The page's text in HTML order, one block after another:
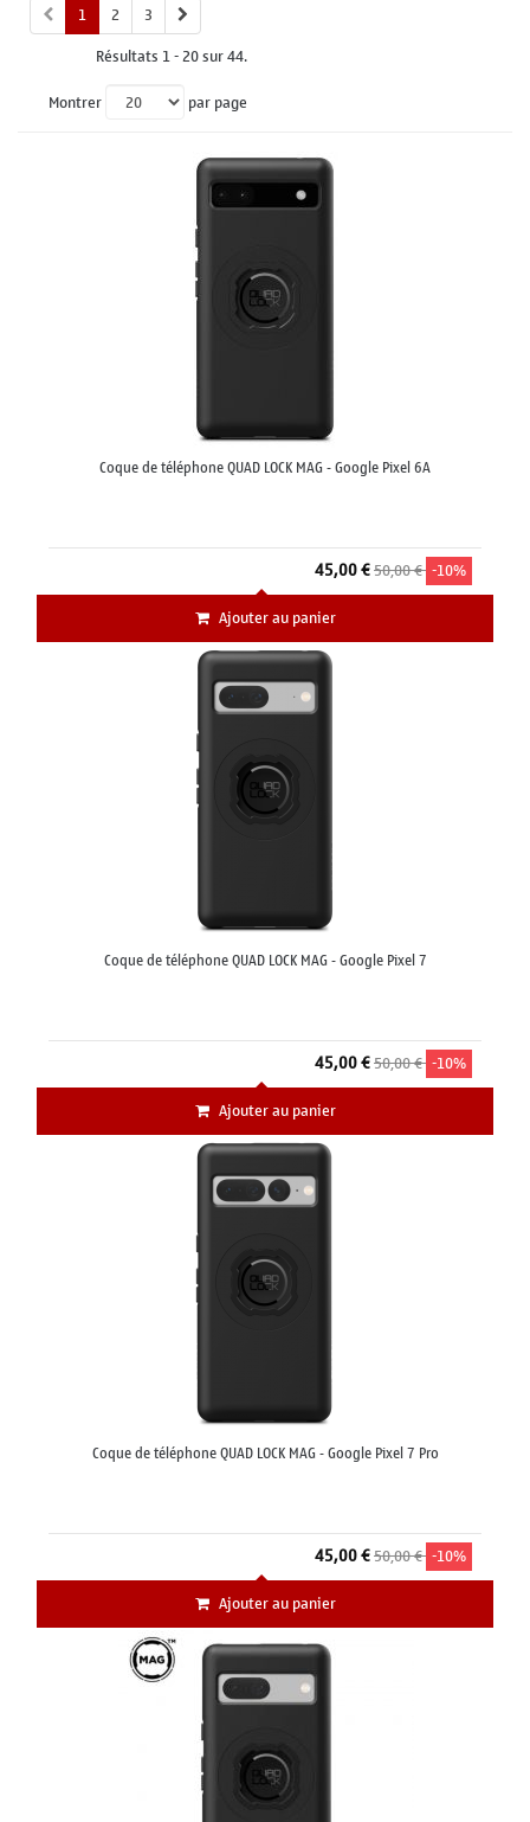
1
2
3
Résultats 1 - 20 sur 44.
Montrer
par page
Coque de téléphone QUAD LOCK MAG - Google Pixel 6A
45,00 €50,00 € -10%
Ajouter au panier
Coque de téléphone QUAD LOCK MAG - Google Pixel 7
45,00 €50,00 € -10%
Ajouter au panier
Coque de téléphone QUAD LOCK MAG - Google Pixel 7 Pro
45,00 €50,00 € -10%
Ajouter au panier